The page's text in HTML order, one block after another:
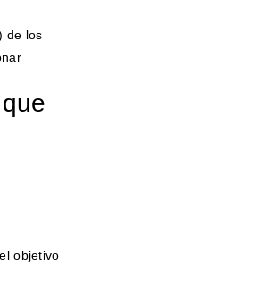
de los
objetivo